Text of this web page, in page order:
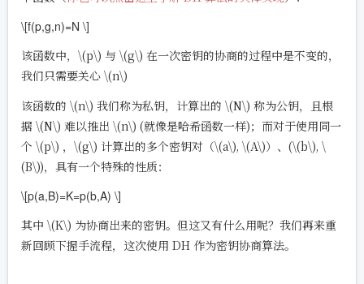
\[f(p,g,n)=N \]
该函数中， \(p\) 与 \(g\) 在一次密钥的协商的过程中是不变的，
我们只需要关心 \(n\)
该函数的 \(n\) 我们称为私钥，计算出的 \(N\) 称为公钥，且根
据 \(N\) 难以推出 \(n\) (就像是哈希函数一样)；而对于使用同一
个 \(p\) ， \(g\) 计算出的多个密钥对（\(a\), \(A\)）、(\(b\), \
(B\))，具有一个特殊的性质：
\[p(a,B)=K=p(b,A) \]
其中 \(K\) 为协商出来的密钥。但这又有什么用呢？我们再来重
新回顾下握手流程，这次使用 DH 作为密钥协商算法。